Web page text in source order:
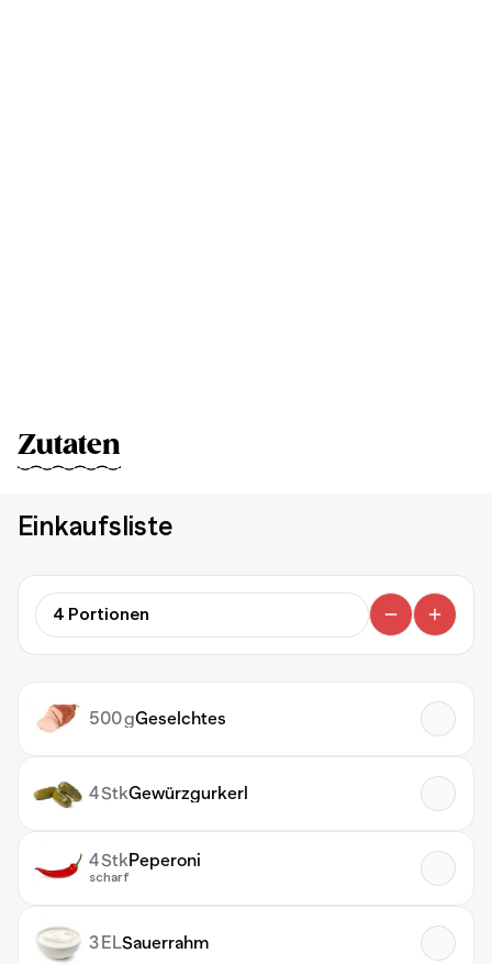
Zutaten